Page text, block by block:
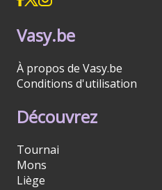
Vasy.be
À propos de Vasy.be
Conditions d'utilisation
Découvrez
Tournai
Mons
Liège